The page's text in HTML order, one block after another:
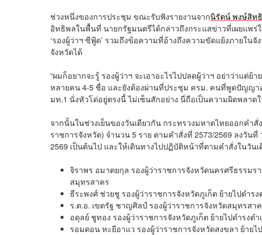
ช่วงหนึ่งของการประชุม ขณะรับฟังรายงานจากนิรัตน์ พงษ์สิท
อิทธิพลในพื้นที่ นายกรัฐมนตรีได้กล่าวถึงกระแสข่าวที่เผยแพ
‘รองผู้ว่าฯ ซีฟู้ด’ รวมถึงข้อความที่อ้างถึงความขัดแย้งภายใน
จังหวัดได้
“ผมก็อยากจะรู้ รองผู้ว่าฯ จะเอาอะไรไปปลดผู้ว่าฯ อย่าว่าแต่
หลายคน 4-5 ชื่อ และยังต้องผ่านที่ประชุม ครม. คนที่พูดปัญญา
มท.1 นั่งหัวโด่อยู่ตรงนี้ ไม่เซ็นสักอย่าง นี่ถือเป็นความผิดพลา
จากนั้นในช่วงเย็นของวันเดียวกัน กระทรวงมหาดไทยออกคำ
ราชการจังหวัด) จำนวน 5 ราย ตามคำสั่งที่ 2573/2569 ลงวั
2569 เป็นต้นไป และให้เดินทางไปปฏิบัติหน้าที่ตามคำสั่งในวัน
จิราพร อมาตยกุล รองผู้ว่าราชการจังหวัดนครศรีธรรมร
สมุทรสาคร
ธีระพงศ์ ช่วยชู รองผู้ว่าราชการจังหวัดภูเก็ต ย้ายไปดำ
ร.ต.อ. เขตรัฐ ชาญศิลป์ รองผู้ว่าราชการจังหวัดสมุทรสา
อดุลย์ ชูทอง รองผู้ว่าราชการจังหวัดภูเก็ต ย้ายไปดำรงต
รอมดอน หะยีอาแว รองผู้ว่าราชการจังหวัดสงขลา ย้าย